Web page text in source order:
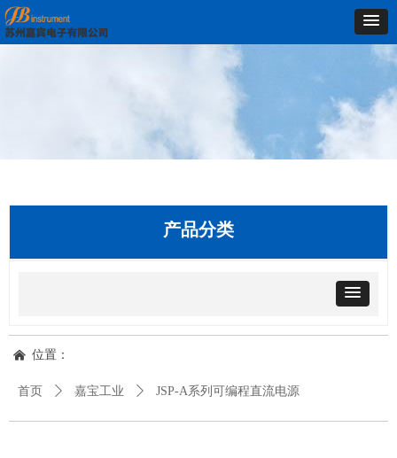
首页 ꄲ 嘉宝工业 ꄲ JSP-A系列可编程直流电源
낀 位置：
产品分类